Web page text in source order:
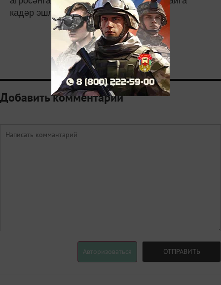
кадәр эшләячәк.
0
Добавить комментарий
Авторизоваться ОТПРАВИТЬ